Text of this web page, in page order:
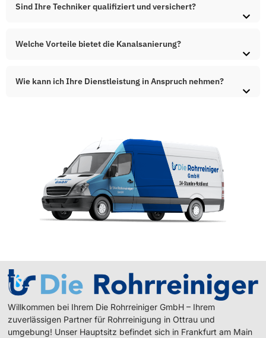
Sind Ihre Techniker qualifiziert und versichert?
Welche Vorteile bietet die Kanalsanierung?
Wie kann ich Ihre Dienstleistung in Anspruch nehmen?
Willkommen bei Ihrem Die Rohrreiniger GmbH – Ihrem
zuverlässigen Partner für Rohrreinigung in Ottrau und
umgebung! Unser Hauptsitz befindet sich in Frankfurt am Main